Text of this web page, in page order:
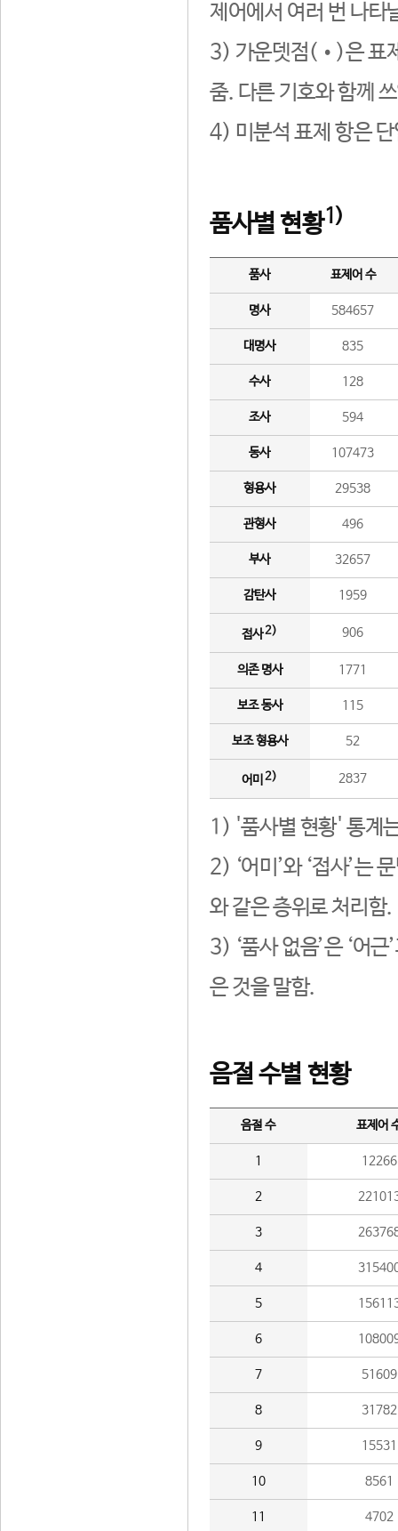
제어에서 여러 번 나타
3) 가운뎃점(•)은 표
줌. 다른 기호와 함께
4) 미분석 표제 항은
품사별 현황1)
품사 표제어 수
명사 584657
대명사 835
수사 128
조사 594
동사 107473
형용사 29538
관형사 496
부사 32657
감탄사 1959
접사2) 906
의존 명사 1771
보조 동사 115
보조 형용사 52
어미 2) 2837
1) '품사별 현황' 통계
2) ‘어미’와 ‘접사’는
와 같은 층위로 처리함.
3) ‘품사 없음’은 ‘어
은 것을 말함.
음절 수별 현황
음절 수 표제어
1 12266
2
3
4
5
6
7 51609
8 31782
9 15531
10 8561
11 4702